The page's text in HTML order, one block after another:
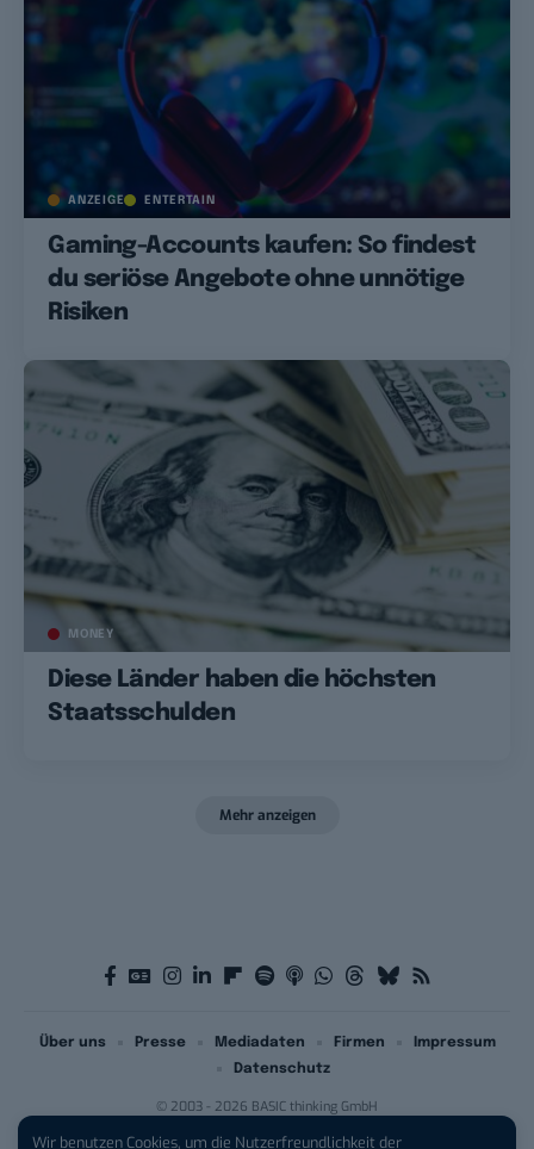
Wir benutzen Cookies, um die Nutzerfreundlichkeit der
ANZEIGE ENTERTAIN
Gaming-Accounts kaufen: So findest
du seriöse Angebote ohne unnötige
Risiken
MONEY
Diese Länder haben die höchsten
Staatsschulden
Mehr anzeigen
© 2003 - 2026 BASIC thinking GmbH
Über uns Presse Mediadaten Firmen
Impressum
Datenschutz